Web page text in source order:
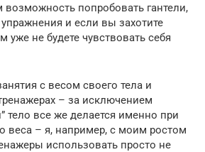
попробовать гантели,
и если вы захотите
уже не будете чувствовать себя
с весом своего тела и
– за исключением
тело все же делается именно при
веса – я, например, с моим ростом
использовать просто не